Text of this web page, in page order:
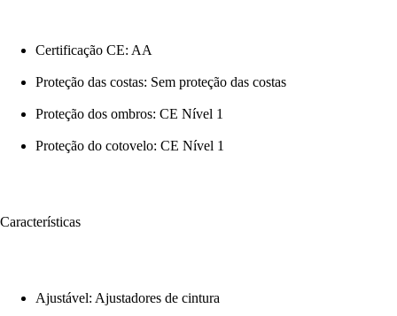
Certificação CE: AA
Proteção das costas: Sem proteção das costas
Proteção dos ombros: CE Nível 1
Proteção do cotovelo: CE Nível 1
Características
Ajustável: Ajustadores de cintura